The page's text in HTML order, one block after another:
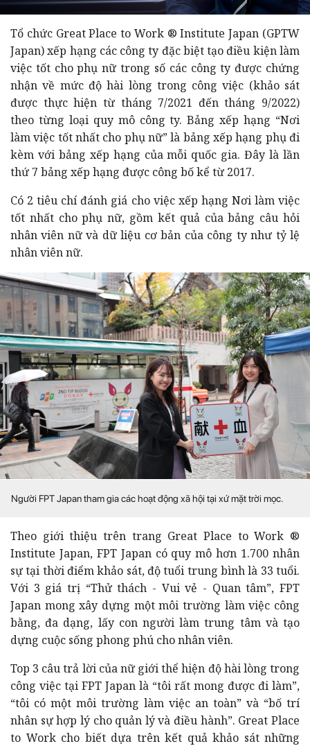
Tổ chức Great Place to Work ® Institute Japan (GPTW
Japan) xếp hạng các công ty đặc biệt tạo điều kiện làm
việc tốt cho phụ nữ trong số các công ty được chứng
nhận về mức độ hài lòng trong công việc (khảo sát
được thực hiện từ tháng 7/2021 đến tháng 9/2022)
theo từng loại quy mô công ty.Bảng xếp hạng “Nơi
làm việc tốt nhất cho phụ nữ” là bảng xếp hạng phụ đi
kèm với bảng xếp hạng của mỗi quốc gia. Đây là lần
thứ 7 bảng xếp hạng được công bố kể từ 2017.
Có 2 tiêu chí đánh giá cho việc xếp hạng Nơi làm việc
tốt nhất cho phụ nữ, gồm kết quả của bảng câu hỏi
nhân viên nữ và dữ liệu cơ bản của công ty như tỷ lệ
nhân viên nữ.
Người FPT Japan tham gia các hoạt động xã hội tại xứ mặt trời mọc.
Theo giới thiệu trên trang Great Place to Work ®
Institute Japan, FPT Japan có quy mô hơn 1.700 nhân
sự tại thời điểm khảo sát, độ tuổi trung bình là 33 tuổi.
Với 3 giá trị “Thử thách - Vui vẻ - Quan tâm”, FPT
Japan mong xây dựng một môi trường làm việc công
bằng, đa dạng, lấy con người làm trung tâm và tạo
dựng cuộc sống phong phú cho nhân viên.
Top 3 câu trả lời của nữ giới thể hiện độ hài lòng trong
công việc tại FPT Japan là “tôi rất mong được đi làm”,
“tôi có một môi trường làm việc an toàn” và “bố trí
nhân sự hợp lý cho quản lý và điều hành”. Great Place
to Work cho biết dựa trên kết quả khảo sát những